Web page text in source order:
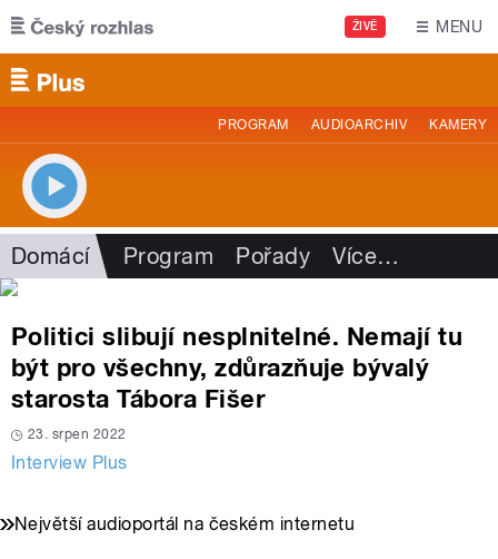
Přejít k hlavnímu obsahu
ŽIVĚ MENU
PROGRAM AUDIOARCHIV KAMERY
Domácí Program Pořady Více…
Politici slibují nesplnitelné. Nemají tu
být pro všechny, zdůrazňuje bývalý
starosta Tábora Fišer
23. srpen 2022
Interview Plus
Největší audioportál na českém internetu